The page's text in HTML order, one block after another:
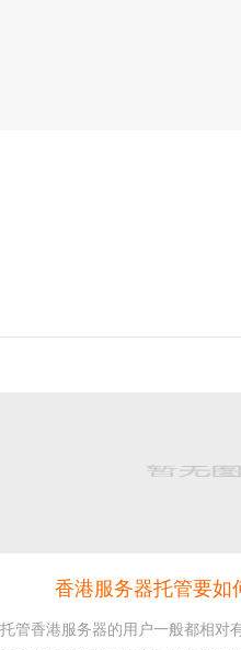
香港服务器托管要如
托管香港服务器的用户一般都相对